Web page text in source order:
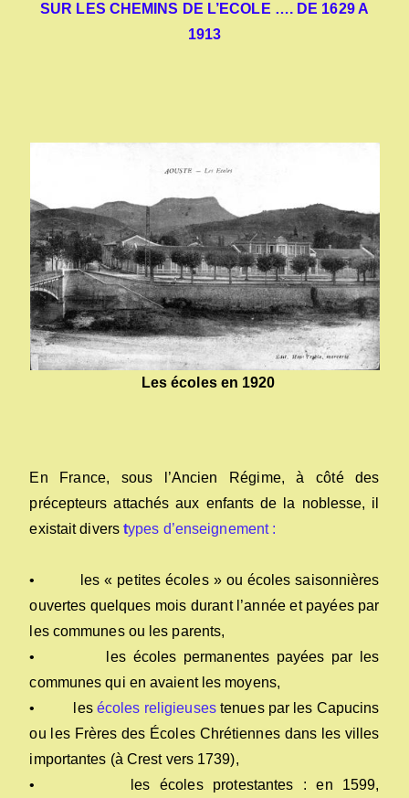
SUR LES CHEMINS DE L’ECOLE …. DE 1629 A
1913
Les écoles en 1920
En France, sous l’Ancien Régime, à côté des
précepteurs attachés aux enfants de la noblesse, il
existait divers types d’enseignement :
• les « petites écoles » ou écoles saisonnières
ouvertes quelques mois durant l’année et payées par
les communes ou les parents,
• les écoles permanentes payées par les
communes qui en avaient les moyens,
• lesécoles religieusestenues par les Capucins
ou les Frères des Écoles Chrétiennes dans les villes
importantes (à Crest vers 1739),
• les écoles protestantes : en 1599,